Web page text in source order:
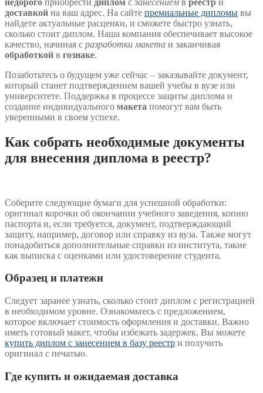
доставкой на ваш адрес. На сайте премиальные дипломы вы
найдете актуальные расценки, и сможете быстро узнать,
сколько стоит диплом. Наша компания обеспечивает высокое
качество, начиная с разработки макета и заканчивая
обработкой в гознаке.
Позаботьтесь о будущем уже сейчас – заказывайте документ,
который станет подтверждением вашей учебы в вузе или
университете. Поддержка в процессе защиты диплома и
создание индивидуального макета помогут вам быть
уверенными в своем успехе.
Как собрать необходимые документы
для внесения диплома в реестр?
Соберите следующие бумаги для успешной обработки:
оригинал корочки об окончании учебного заведения, копию
паспорта и, если требуется, документ, подтверждающий
защиту, например, договор или справку из вуза. Также могут
понадобиться дополнительные справки из института, такие
как выписка с оценками или удостоверение студента.
Образец и платежи
Следует заранее узнать, сколько стоит диплом с регистрацией
в необходимом уровне. Ознакомьтесь с предложением,
которое включает стоимость оформления и доставки. Важно
иметь готовый макет, чтобы избежать задержек. Вы можете
купить диплом с занесением в базу реестр и получить
оригинал с печатью.
Где купить и ожидаемая доставка